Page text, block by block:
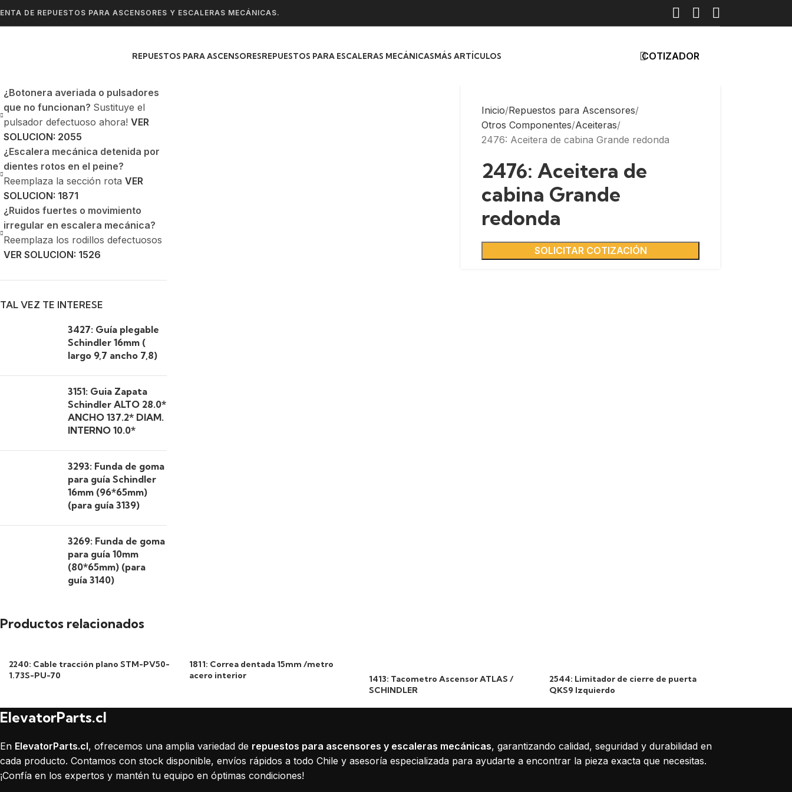
DE REPUESTOS PARA ASCENSORES Y ESCALERAS MECÁNICAS.
REPUESTOS PARA ASCENSORESREPUESTOS PARA ESCALERAS MECÁNICASMÁS ARTÍCULOS COTIZADOR
¿Botonera averiada o pulsadores
que no funcionan? Sustituye el
pulsador defectuoso ahora! VER
SOLUCION: 2055
¿Escalera mecánica detenida por
dientes rotos en el peine?
Reemplaza la sección rota VER
SOLUCION: 1871
¿Ruidos fuertes o movimiento
irregular en escalera mecánica?
Reemplaza los rodillos defectuosos
VER SOLUCION: 1526
TAL VEZ TE INTERESE
3427: Guía plegable
Schindler 16mm (
largo 9,7 ancho 7,8)
3151: Guia Zapata
Schindler ALTO 28.0*
ANCHO 137.2* DIAM.
INTERNO 10.0*
3293: Funda de goma
para guía Schindler
16mm (96*65mm)
(para guía 3139)
3269: Funda de goma
para guía 10mm
(80*65mm) (para
guía 3140)
Inicio Repuestos para Ascensores
Otros Componentes Aceiteras
2476: Aceitera de cabina Grande redonda
2476: Aceitera de
cabina Grande
redonda
SOLICITAR COTIZACIÓN
Productos relacionados
2240: Cable tracción plano STM-PV50-
1.73S-PU-70
1811: Correa dentada 15mm /metro
acero interior
1413: Tacometro Ascensor ATLAS /
SCHINDLER
2544: Limitador de cierre de puerta
QKS9 Izquierdo
ElevatorParts.cl
En ElevatorParts.cl, ofrecemos una amplia variedad de repuestos para ascensores y escaleras mecánicas, garantizando calidad, seguridad y durabilidad en
cada producto. Contamos con stock disponible, envíos rápidos a todo Chile y asesoría especializada para ayudarte a encontrar la pieza exacta que necesitas.
¡Confía en los expertos y mantén tu equipo en óptimas condiciones!